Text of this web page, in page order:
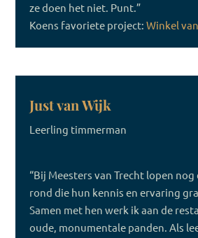
ze doen het niet. Punt.”
Koens favoriete project: Winkel
Just van Wijk
Leerling timmerman
“Bij Meesters van Trecht lopen
rond die hun kennis en ervaring
Samen met hen werk ik aan de
oude, monumentale panden. Als